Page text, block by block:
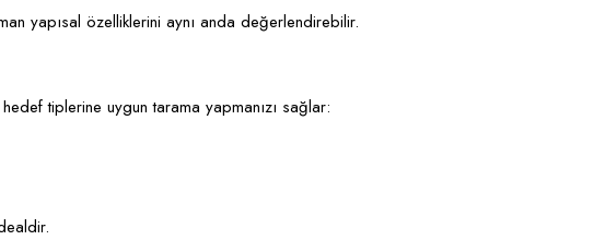
yapısal özelliklerini aynı anda değerlendirebilir.
tiplerine uygun tarama yapmanızı sağlar: